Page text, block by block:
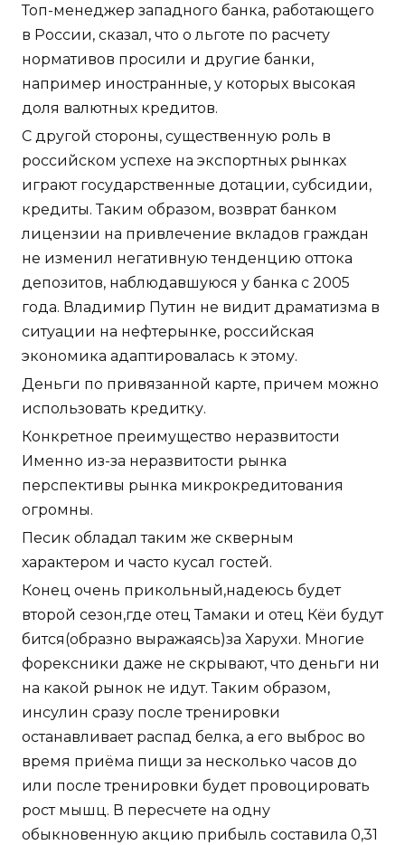
Топ-менеджер западного банка, работающего
в России, сказал, что о льготе по расчету
нормативов просили и другие банки,
например иностранные, у которых высокая
доля валютных кредитов.
С другой стороны, существенную роль в
российском успехе на экспортных рынках
играют государственные дотации, субсидии,
кредиты. Таким образом, возврат банком
лицензии на привлечение вкладов граждан
не изменил негативную тенденцию оттока
депозитов, наблюдавшуюся у банка с 2005
года. Владимир Путин не видит драматизма в
ситуации на нефтерынке, российская
экономика адаптировалась к этому.
Деньги по привязанной карте, причем можно
использовать кредитку.
Конкретное преимущество неразвитости
Именно из-за неразвитости рынка
перспективы рынка микрокредитования
огромны.
Песик обладал таким же скверным
характером и часто кусал гостей.
Конец очень прикольный,надеюсь будет
второй сезон,где отец Тамаки и отец Кёи будут
бится(образно выражаясь)за Харухи. Многие
форексники даже не скрывают, что деньги ни
на какой рынок не идут. Таким образом,
инсулин сразу после тренировки
останавливает распад белка, а его выброс во
время приёма пищи за несколько часов до
или после тренировки будет провоцировать
рост мышц. В пересчете на одну
обыкновенную акцию прибыль составила 0,31